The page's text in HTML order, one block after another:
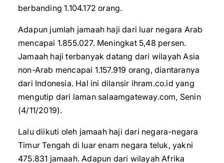
berbanding 1.104.172 orang.
Adapun jumlah jamaah haji dari luar negara Arab
mencapai 1.855.027. Meningkat 5,48 persen.
Jamaah haji terbanyak datang dari wilayah Asia
non-Arab mencapai 1.157.919 orang, diantaranya
dari Indonesia. Hal ini dilansir ihram.co.id yang
mengutip dari laman salaamgateway.com, Senin
(4/11/2019).
Lalu diikuti oleh jamaah haji dari negara-negara
Timur Tengah di luar enam negara teluk, yakni
475.831 jamaah. Adapun dari wilayah Afrika